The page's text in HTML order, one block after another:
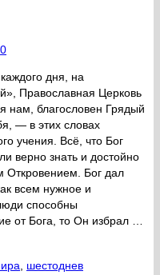
0
дня, на
Православная Церковь
нам, благословен Грядый
— в этих словах
учения. Всё, что Бог
верно знать и достойно
Откровением. Бог дал
всем нужное и
способны
от Бога, то Он избрал …
, шестоднев